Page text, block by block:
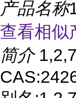
产品名称
查看相
简介